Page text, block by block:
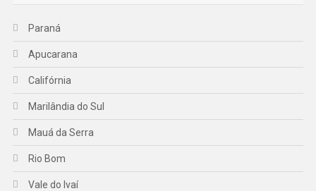
Paraná
Apucarana
Califórnia
Marilândia do Sul
Mauá da Serra
Rio Bom
Vale do Ivaí